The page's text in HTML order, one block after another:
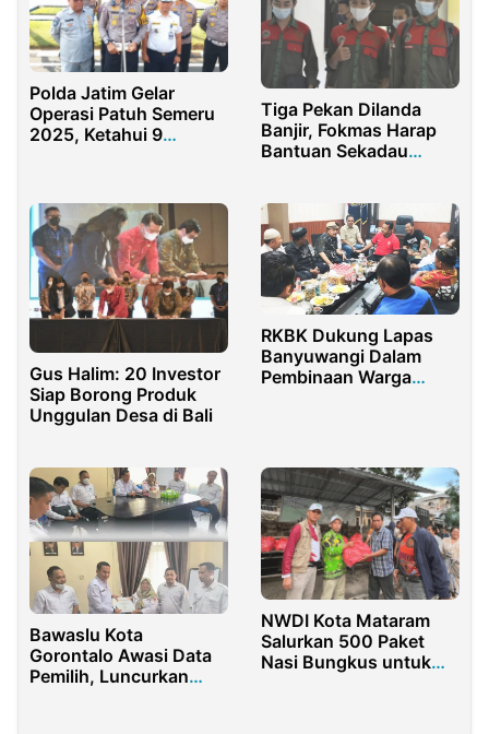
Polda Jatim Gelar
Operasi Patuh Semeru
2025, Ketahui 9
Tiga Pekan Dilanda
Banjir, Fokmas Harap
Bantuan Sekadau
Gus Halim: 20 Investor
Siap Borong Produk
Unggulan Desa di Bali
RKBK Dukung Lapas
Banyuwangi Dalam
Pembinaan Warga
Bawaslu Kota
Gorontalo Awasi Data
Pemilih, Luncurkan
NWDI Kota Mataram
Salurkan 500 Paket
Nasi Bungkus untuk